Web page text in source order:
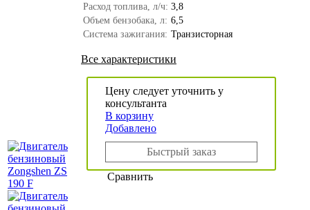
Расход топлива, л/ч: 3,8
Объем бензобака, л: 6,5
Система зажигания: Транзисторная
Все характеристики
Цену следует уточнить у
консультанта
В корзину
Добавлено
Быстрый заказ
Сравнить